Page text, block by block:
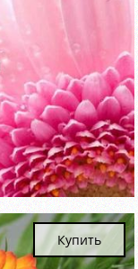
Купить